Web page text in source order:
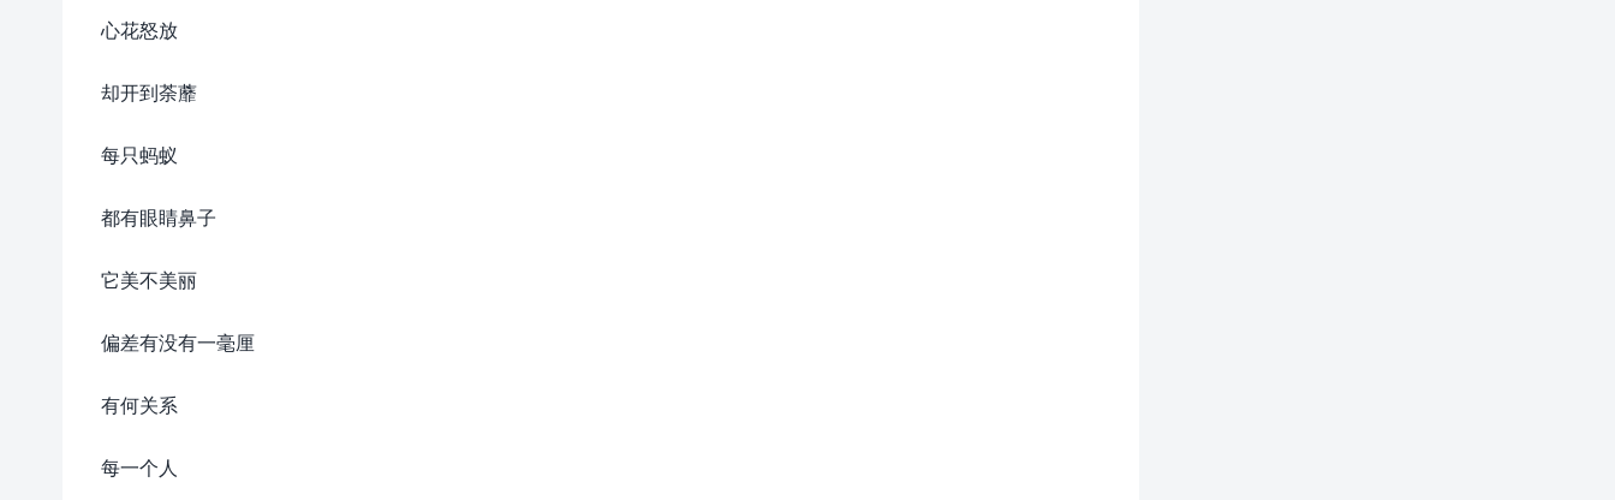
心花怒放
却开到荼蘼
每只蚂蚁
都有眼睛鼻子
它美不美丽
偏差有没有一毫厘
有何关系
每一个人